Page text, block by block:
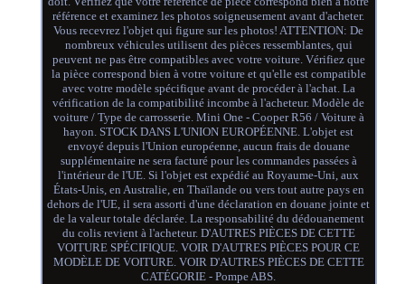
référence et examinez les photos soigneusement avant d'acheter.
Vous recevrez l'objet qui figure sur les photos! ATTENTION: De
nombreux véhicules utilisent des pièces ressemblantes, qui
peuvent ne pas être compatibles avec votre voiture. Vérifiez que
la pièce correspond bien à votre voiture et qu'elle est compatible
avec votre modèle spécifique avant de procéder à l'achat. La
vérification de la compatibilité incombe à l'acheteur. Modèle de
voiture / Type de carrosserie. Mini One - Cooper R56 / Voiture à
hayon. STOCK DANS L'UNION EUROPÉENNE. L'objet est
envoyé depuis l'Union européenne, aucun frais de douane
supplémentaire ne sera facturé pour les commandes passées à
l'intérieur de l'UE. Si l'objet est expédié au Royaume-Uni, aux
États-Unis, en Australie, en Thaïlande ou vers tout autre pays en
dehors de l'UE, il sera assorti d'une déclaration en douane jointe et
de la valeur totale déclarée. La responsabilité du dédouanement
du colis revient à l'acheteur. D'AUTRES PIÈCES DE CETTE
VOITURE SPÉCIFIQUE. VOIR D'AUTRES PIÈCES POUR CE
MODÈLE DE VOITURE. VOIR D'AUTRES PIÈCES DE CETTE
CATÉGORIE - Pompe ABS.